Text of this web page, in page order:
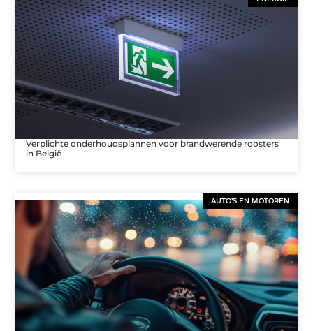
Verplichte onderhoudsplannen voor brandwerende roosters
in België
AUTO’S EN MOTOREN